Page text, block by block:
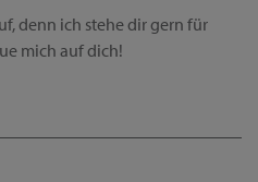
denn ich stehe dir gern für
mich auf dich!